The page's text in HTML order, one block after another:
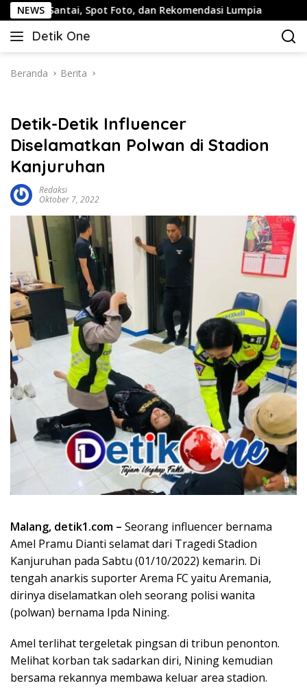
Langsung
ke
konten
NEWSSpot Foto, dan Rekomendasi Lumpia Panduan
Detik One
Tajam
Fakta
Beranda Berita
Detik-Detik Influencer
Diselamatkan Polwan di Stadion
Kanjuruhan
Redaksi
Oktober 7, 2022
Malang, detik1.com – Seorang influencer bernama
Amel Pramu Dianti selamat dari Tragedi Stadion
Kanjuruhan pada Sabtu (01/10/2022) kemarin. Di
tengah anarkis suporter Arema FC yaitu Aremania,
dirinya diselamatkan oleh seorang polisi wanita
(polwan) bernama Ipda Nining.
Amel terlihat tergeletak pingsan di tribun penonton.
Melihat korban tak sadarkan diri, Nining kemudian
bersama rekannya membawa keluar area stadion.